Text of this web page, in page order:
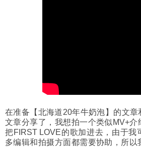
在准备【北海道20年牛奶泡】的文章
文章分享了，我想拍一个类似MV+
把FIRST LOVE的歌加进去，由于我
多编辑和拍摄方面都需要协助，所以